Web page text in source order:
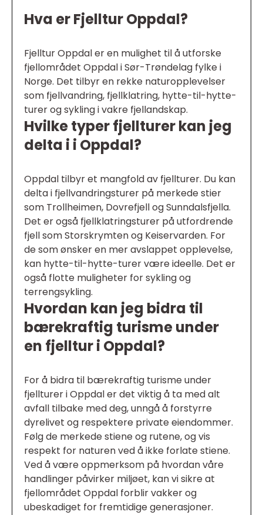
Hva er Fjelltur Oppdal?
Fjelltur Oppdal er en mulighet til å utforske
fjellområdet Oppdal i Sør-Trøndelag fylke i
Norge. Det tilbyr en rekke naturopplevelser
som fjellvandring, fjellklatring, hytte-til-hytte-
turer og sykling i vakre fjellandskap.
Hvilke typer fjellturer kan jeg
delta i i Oppdal?
Oppdal tilbyr et mangfold av fjellturer. Du kan
delta i fjellvandringsturer på merkede stier
som Trollheimen, Dovrefjell og Sunndalsfjella.
Det er også fjellklatringsturer på utfordrende
fjell som Storskrymten og Keiservarden. For
de som ønsker en mer avslappet opplevelse,
kan hytte-til-hytte-turer være ideelle. Det er
også flotte muligheter for sykling og
terrengsykling.
Hvordan kan jeg bidra til
bærekraftig turisme under
en fjelltur i Oppdal?
For å bidra til bærekraftig turisme under
fjellturer i Oppdal er det viktig å ta med alt
avfall tilbake med deg, unngå å forstyrre
dyrelivet og respektere private eiendommer.
Følg de merkede stiene og rutene, og vis
respekt for naturen ved å ikke forlate stiene.
Ved å være oppmerksom på hvordan våre
handlinger påvirker miljøet, kan vi sikre at
fjellområdet Oppdal forblir vakker og
ubeskadiget for fremtidige generasjoner.